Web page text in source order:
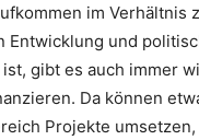
im Verhältnis
Entwicklung und
gibt es auch immer
Da können
Projekte